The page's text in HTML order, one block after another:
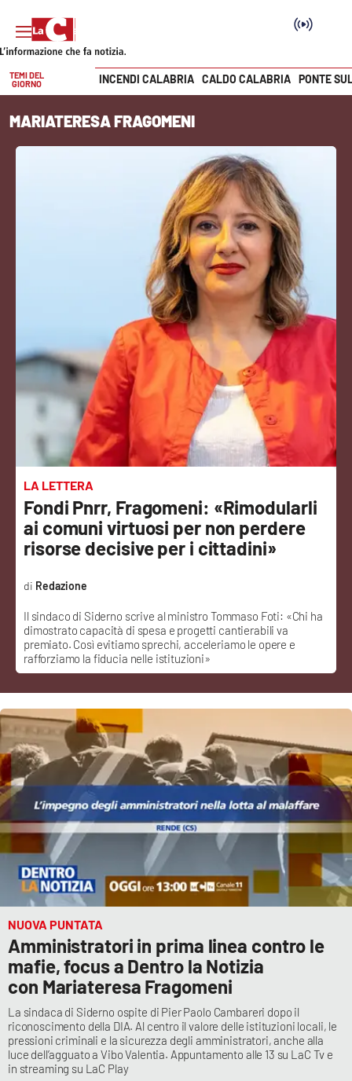
SEZIONI
Sanità
Sport
Cultura
Podcast
Meteo
VIDEO
Ambiente
Cronaca
Cultura
Economia e Lavoro
Politica
Sanità
Società
Sport
RUBRICHE
Good Morning Vietnam
Parchi Marini Calabria
Vai
TEMI DEL
GIORNO
INCENDI CALABRIA CALDO CALABRIA PONTE
MARIATERESA FRAGOMENI
LA LETTERA
Fondi Pnrr, Fragomeni: «Rimodularli
ai comuni virtuosi per non perdere
risorse decisive per i cittadini»
Il sindaco di Siderno scrive al ministro Tommaso Foti: «Chi ha
dimostrato capacità di spesa e progetti cantierabili va
premiato. Così evitiamo sprechi, acceleriamo le opere e
rafforziamo la fiducia nelle istituzioni»
Redazione
NUOVA PUNTATA
Amministratori in prima linea contro le
mafie, focus a Dentro la Notizia
con Mariateresa Fragomeni
La sindaca di Siderno ospite di Pier Paolo Cambareri dopo il
riconoscimento della DIA. Al centro il valore delle istituzioni locali, le
pressioni criminali e la sicurezza degli amministratori, anche alla
luce dell’agguato a Vibo Valentia. Appuntamento alle 13 su LaC Tv e
in streaming su LaC Play